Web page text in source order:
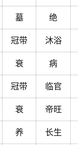
墓 绝
冠带 沐浴
衰 病
冠带 临官
衰 帝旺
养 长生